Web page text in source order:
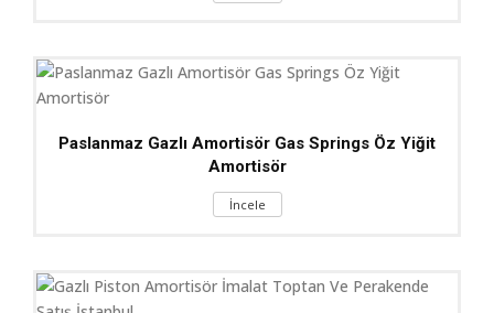
Paslanmaz Gazlı Amortisör Gas Springs Öz Yiğit
Amortisör
İncele